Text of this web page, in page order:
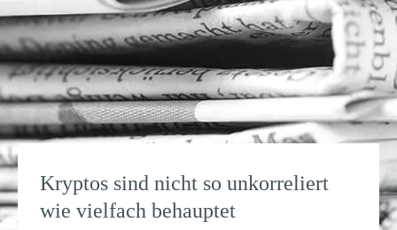
Kryptos sind nicht so unkorreliert
wie vielfach behauptet